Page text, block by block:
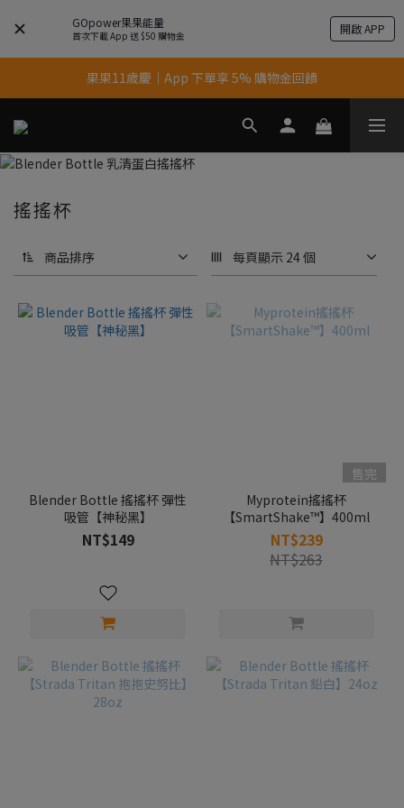
GOpower果果能量
首次下載 App 送 $50 購物金 開啟 APP
果果11歲慶｜App 下單享 5% 購物金回饋
果果11歲慶｜App 下單享 5% 購物金回饋
結帳輸入優惠代碼【gopower】享全單95折優惠！
11歲慶好禮｜買 500g/1kg 指定乳清2包贈品牌毛巾
搖搖杯
商品排序 每頁顯示 24 個
Blender Bottle 搖搖杯 彈性
吸管【神秘黑】
NT$149
售完
Myprotein搖搖杯
【SmartShake™】400ml
NT$239
NT$263